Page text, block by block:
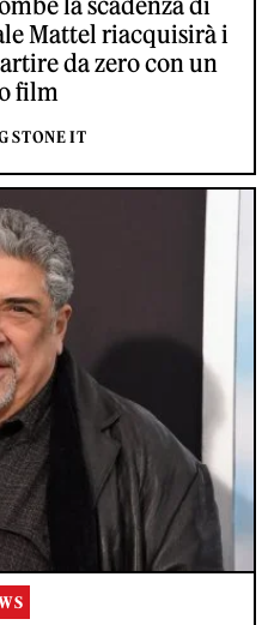
Mattel riacquisirà i
da zero con un
film
STONE IT